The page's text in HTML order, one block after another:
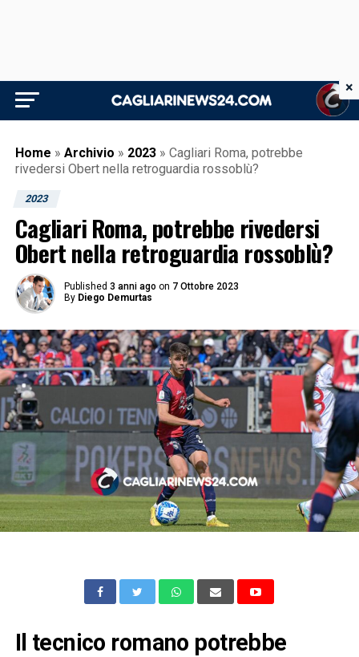
Home » Archivio » 2023 » Cagliari Roma, potrebbe
rivedersi Obert nella retroguardia rossoblù?
2023
Cagliari Roma, potrebbe rivedersi
Obert nella retroguardia rossoblù?
Published 3 anni ago on 7 Ottobre 2023
By Diego Demurtas
Il tecnico romano potrebbe
×